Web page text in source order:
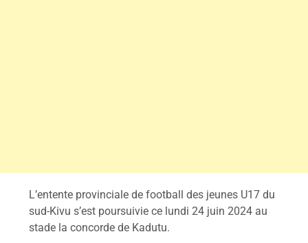
L’entente provinciale de football des jeunes U17 du
sud-Kivu s’est poursuivie ce lundi 24 juin 2024 au
stade la concorde de Kadutu.